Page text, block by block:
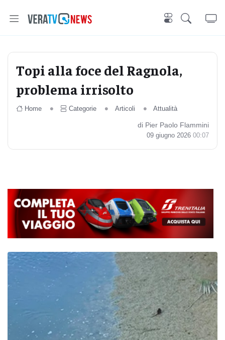
Topi alla foce del Ragnola,
problema irrisolto
Home Categorie Articoli Attualità
di Pier Paolo Flammini
09 giugno 2026 00:07